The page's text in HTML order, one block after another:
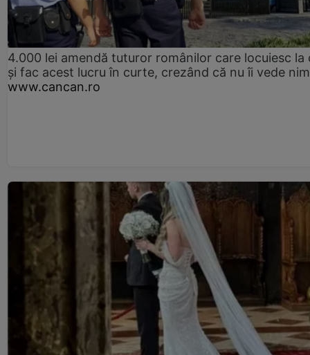
4.000 lei amendă tuturor românilor care locuiesc la
și fac acest lucru în curte, crezând că nu îi vede
www.cancan.ro